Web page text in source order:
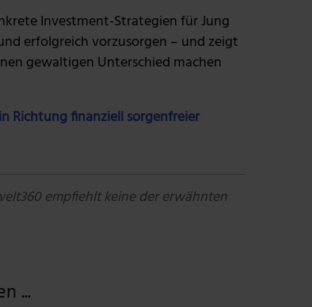
Investment-Strategien für Jung
erfolgreich vorzusorgen – und zeigt
gewaltigen Unterschied machen
Richtung finanziell sorgenfreier
empfiehlt keine der erwähnten
...